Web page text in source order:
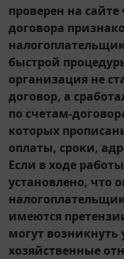
проверен на
договора
быстрой
организация не
договор, а
по счетам-
которых
оплаты, сроки,
Если в ходе
установлено, что
имеются
могут
хозяйственные